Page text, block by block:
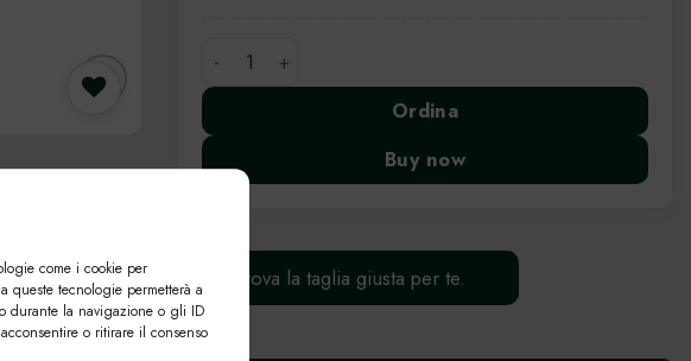
come i cookie per
queste tecnologie permetterà a
durante la navigazione o gli ID
o ritirare il consenso
Francesina in Camoscio quantità
Ordina
Buy now
Trova la taglia giusta per te.